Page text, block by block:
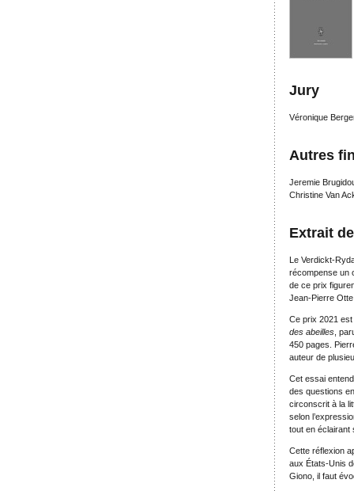
Jury
Véronique
Autres
Jeremie
Christine Van
Extrait
Le Verdickt-
récompense un
de ce prix
Jean-Pierre
Ce prix 2021
des abeilles,
450 pages.
auteur de
Cet essai
des questions
circonscrit à la
selon
tout en éclairant
Cette réflexion
aux États-Unis
Giono, il faut